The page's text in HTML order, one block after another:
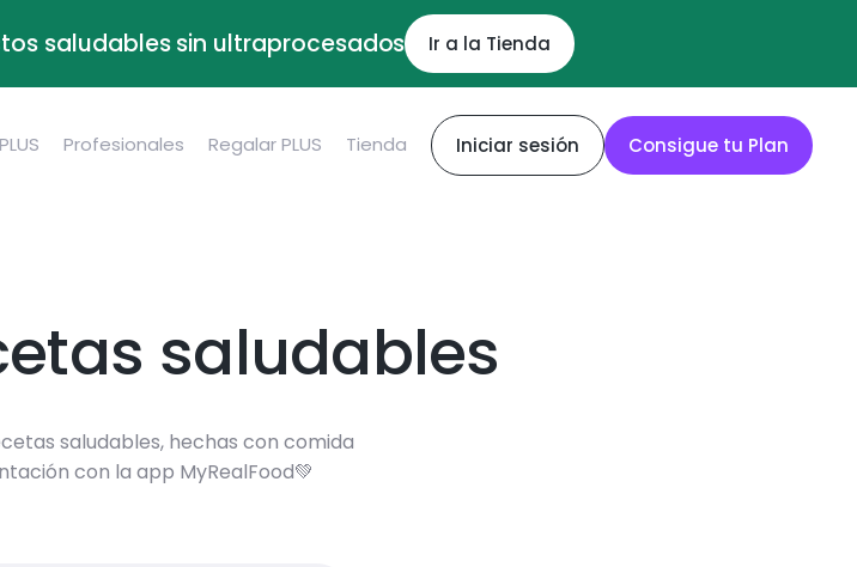
saludables sin ultraprocesados Ir a la Tienda
Profesionales Regalar PLUS Tienda Iniciar sesión Consigue tu Plan
saludables
saludables, hechas con comida
con la app MyRealFood💚